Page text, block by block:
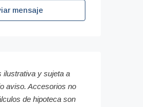
mensaje
ilustrativa y sujeta a
aviso. Accesorios no
de hipoteca son